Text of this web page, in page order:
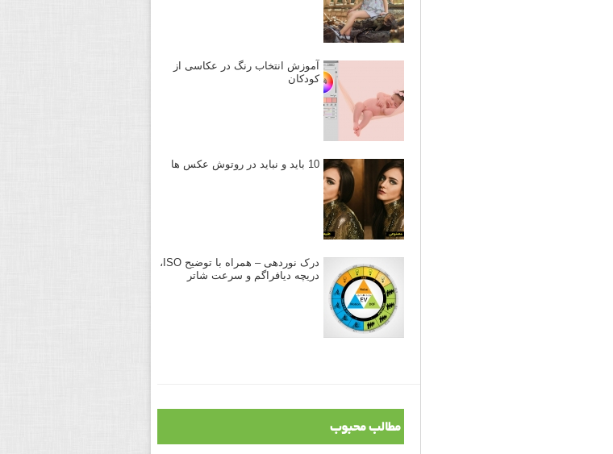
آموزش انتخاب رنگ در عکاسی از
کودکان
10 باید و نباید در روتوش عکس ها
درک نوردهی – همراه با توضیح ISO،
دریچه دیافراگم و سرعت شاتر
مطالب محبوب